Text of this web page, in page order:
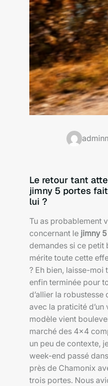
admin
Le retour tant
jimny 5 portes
lui ?
Tu as probablement
concernant le jimny
demandes si ce petit
mérite toute cette
? Eh bien, laisse-moi
enfin terminée pour
d’allier la robustesse
avec la praticité
modèle vient
marché des 4×4
un peu de contexte,
week-end passé
près de Chamonix
trois portes. Nous